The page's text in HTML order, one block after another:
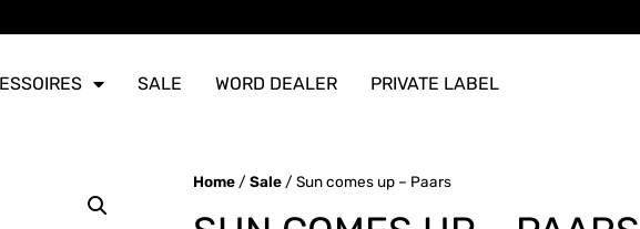
SALE WORD DEALER PRIVATE LABEL
Home / Sale / Sun comes up – Paars